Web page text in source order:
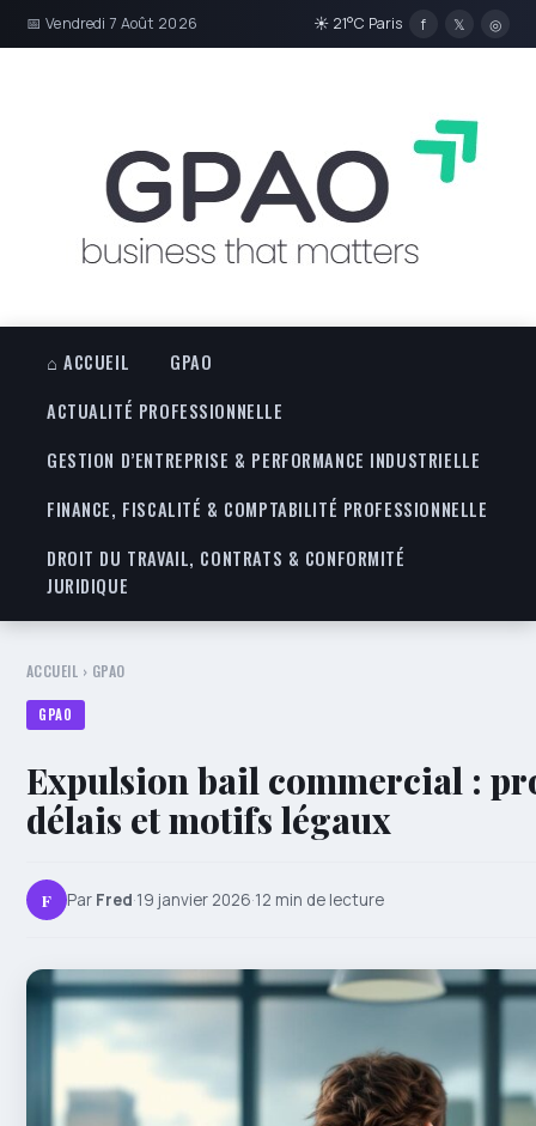
📅 Vendredi 7 Août 2026 ☀ 21°C Paris f 𝕏 ◎
⌂ ACCUEIL
GPAO
ACTUALITÉ PROFESSIONNELLE
GESTION D’ENTREPRISE & PERFORMANCE INDUSTRIELLE
FINANCE, FISCALITÉ & COMPTABILITÉ PROFESSIONNELLE
DROIT DU TRAVAIL, CONTRATS & CONFORMITÉ
JURIDIQUE
ACCUEIL › GPAO
GPAO
Expulsion bail commercial :
délais et motifs légaux
F Par Fred·19 janvier 2026·12 min de lecture